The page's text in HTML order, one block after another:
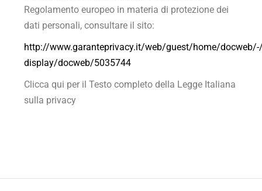
Regolamento europeo in materia di protezione dei
dati personali, consultare il sito:
http://www.garanteprivacy.it/web/guest/home/
display/docweb/5035744
Clicca qui per il Testo completo della Legge Italiana
sulla privacy